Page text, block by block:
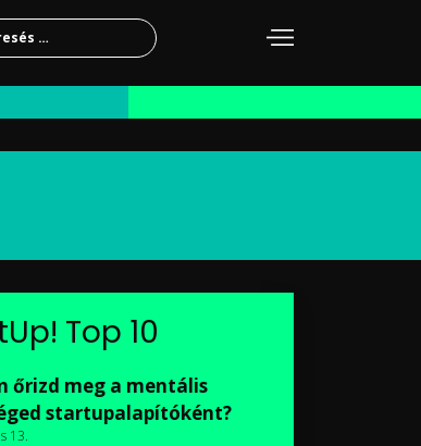
Keresés:
Top 10
őrizd meg a mentális
startupalapítóként?
13.